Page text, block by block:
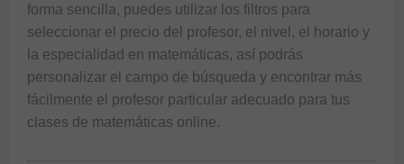
forma sencilla, puedes utilizar los filtros para
seleccionar el precio del profesor, el nivel, el horario y
la especialidad en matemáticas, así podrás
personalizar el campo de búsqueda y encontrar más
clases de matemáticas online.